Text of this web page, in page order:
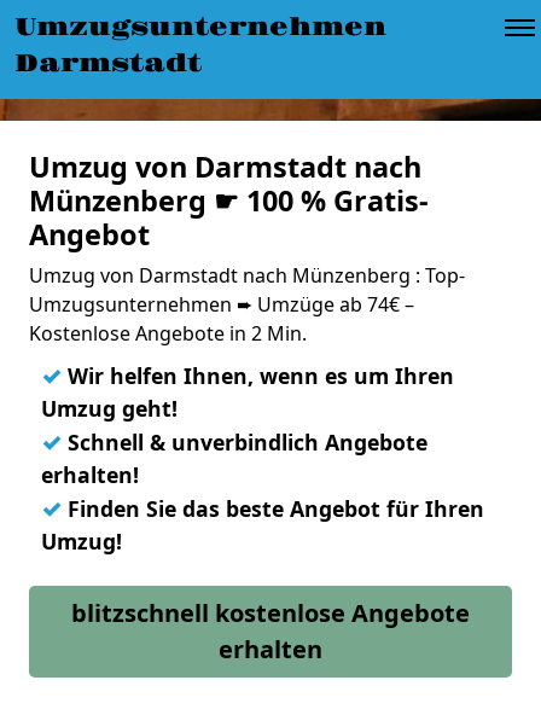
Umzugsunternehmen
Darmstadt
Umzug von Darmstadt nach
Münzenberg ☛ 100 % Gratis-
Angebot
Umzug von Darmstadt nach Münzenberg : Top-
Umzugsunternehmen ➨ Umzüge ab 74€ –
Kostenlose Angebote in 2 Min.
✓ Wir helfen Ihnen, wenn es um Ihren
Umzug geht!
✓ Schnell & unverbindlich Angebote
erhalten!
✓ Finden Sie das beste Angebot für Ihren
Umzug!
blitzschnell kostenlose Angebote
erhalten